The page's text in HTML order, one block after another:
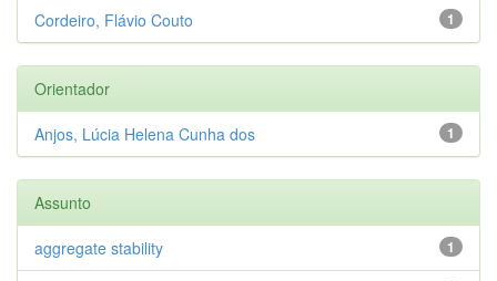
1
Cordeiro, Flávio Couto
Orientador
1
Anjos, Lúcia Helena Cunha dos
Assunto
1
aggregate stability